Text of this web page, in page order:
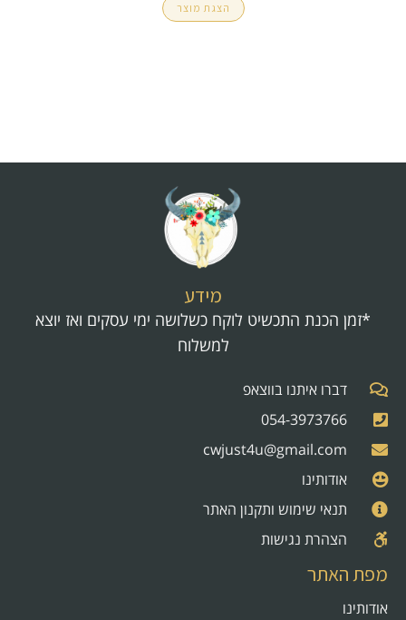
הצגת מוצר
מידע
*זמן הכנת התכשיט לוקח כשלושה ימי עסקים ואז יוצא
למשלוח
דברו איתנו בווצאפ
054-3973766
cwjust4u@gmail.com
אודותינו
תנאי שימוש ותקנון האתר
הצהרת נגישות
מפת האתר
אודותינו